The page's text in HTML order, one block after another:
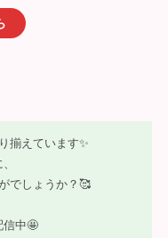
揃えています✨
でしょうか？🥰
信中🤩